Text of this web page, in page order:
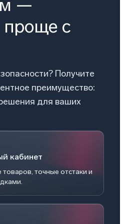
—
проще с
Получите
преимущество:
для ваших
кабинет
точные отстаки и